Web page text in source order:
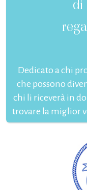
di
Dedicato a chi
che possono
chi li riceverà in
trovare la miglior